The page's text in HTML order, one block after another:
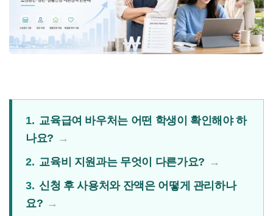
1. 교육급여 바우처는 어떤 학생이 확인해야 하
나요?
2. 교육비 지원과는 무엇이 다른가요?
3. 신청 후 사용처와 잔액은 어떻게 관리하나
요?